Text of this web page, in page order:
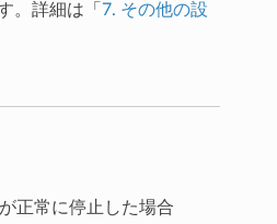
。詳細は「 7. その他の設
正常に停止した場合